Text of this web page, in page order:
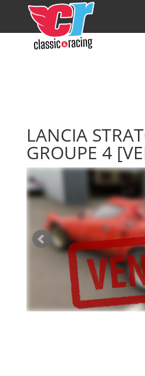
LANCIA
GROUPE 4